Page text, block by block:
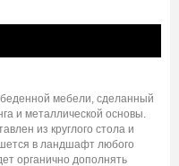
мебели, сделанный
и металлической основы.
из круглого стола и
в ландшафт любого
органично дополнять